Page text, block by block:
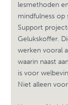
lesmethoden
mindfulness op
Support
Gelukskoffer.
werken vooral
waarin naast
is voor
Niet alleen